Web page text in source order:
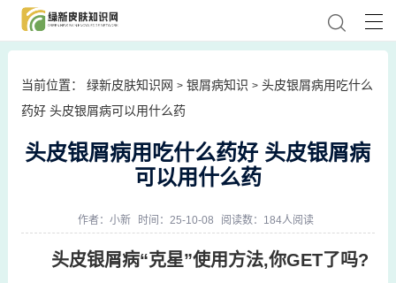
当前位置： 绿新皮肤知识网 > 银屑病知识 > 头皮银屑病用吃什么
药好 头皮银屑病可以用什么药
头皮银屑病用吃什么药好 头皮银屑病
可以用什么药
作者： 小新 时间：25-10-08 阅读数：184人阅读
头皮银屑病“克星”使用方法,你GET了吗?